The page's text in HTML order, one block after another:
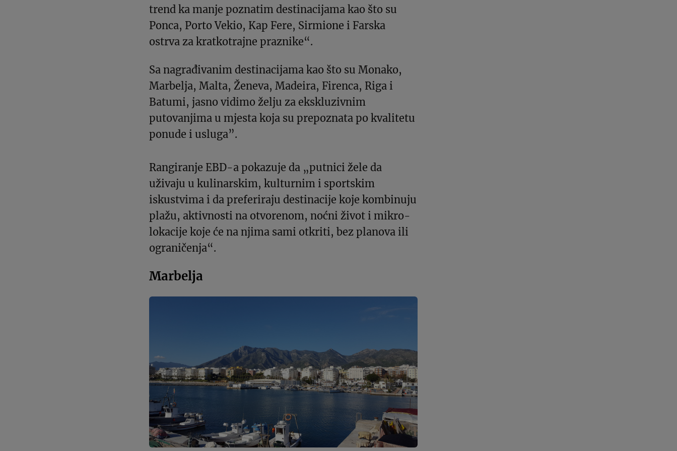
trend ka manje poznatim destinacijama kao što su
Ponca, Porto Vekio, Kap Fere, Sirmione i Farska
ostrva za kratkotrajne praznike“.
Sa nagrađivanim destinacijama kao što su Monako,
Marbelja, Malta, Ženeva, Madeira, Firenca, Riga i
Batumi, jasno vidimo želju za ekskluzivnim
putovanjima u mjesta koja su prepoznata po kvalitetu
ponude i usluga”.
Rangiranje EBD-a pokazuje da „putnici žele da
uživaju u kulinarskim, kulturnim i sportskim
iskustvima i da preferiraju destinacije koje kombinuju
plažu, aktivnosti na otvorenom, noćni život i mikro-
lokacije koje će na njima sami otkriti, bez planova ili
ograničenja“.
Marbelja